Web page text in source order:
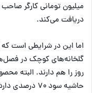
دریافت می‌کند.
اما این در شرایطی است
روز را هم دارند. البته
حاشیه سود